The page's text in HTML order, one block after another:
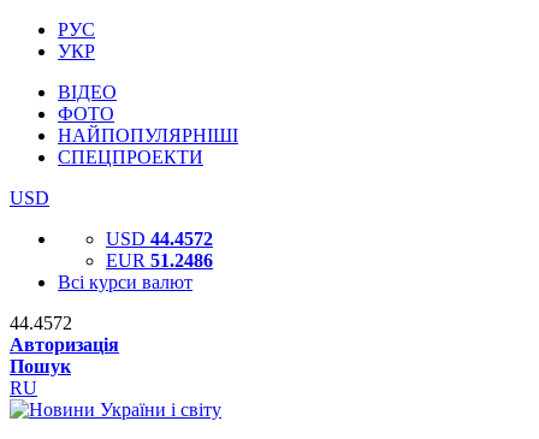
РУС
УКР
ВІДЕО
ФОТО
НАЙПОПУЛЯРНІШІ
СПЕЦПРОЕКТИ
USD
USD 44.4572
EUR 51.2486
Всі курси валют
44.4572
Авторизація
Пошук
RU